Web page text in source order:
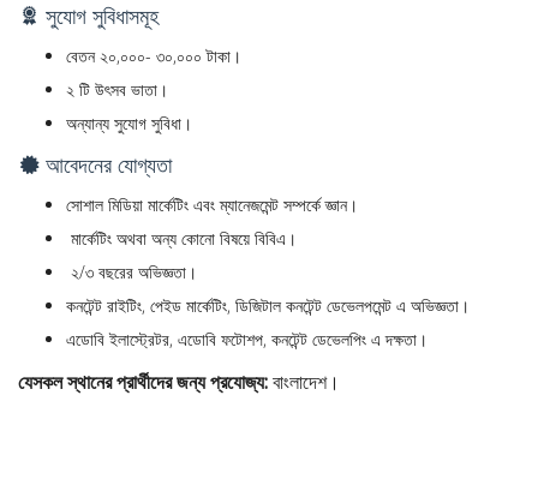
সুযোগ সুবিধাসমূহ
বেতন ২০,০০০- ৩০,০০০ টাকা।
২ টি উৎসব ভাতা।
অন্যান্য সুযোগ সুবিধা।
আবেদনের যোগ্যতা
সোশাল মিডিয়া মার্কেটিং এবং ম্যানেজমেন্ট সম্পর্কে জ্ঞান।
মার্কেটিং অথবা অন্য কোনো বিষয়ে বিবিএ।
২/৩ বছরের অভিজ্ঞতা।
কনটেন্ট রাইটিং, পেইড মার্কেটিং, ডিজিটাল কনটেন্ট ডেভেলপমেন্ট এ অভিজ্ঞতা।
এডোবি ইলাস্ট্রেটর, এডোবি ফটোশপ, কনটেন্ট ডেভেলপিং এ দক্ষতা।
যেসকল স্থানের প্রার্থীদের জন্য প্রযোজ্য:বাংলাদেশ।